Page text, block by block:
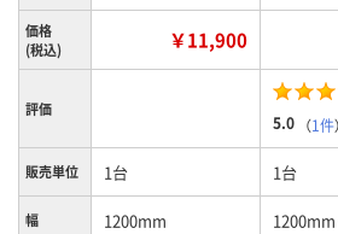
価格
(税込)
￥11,900
評価
5.0 （1件）
販売単位 1台 1台
幅 1200mm 1200mm